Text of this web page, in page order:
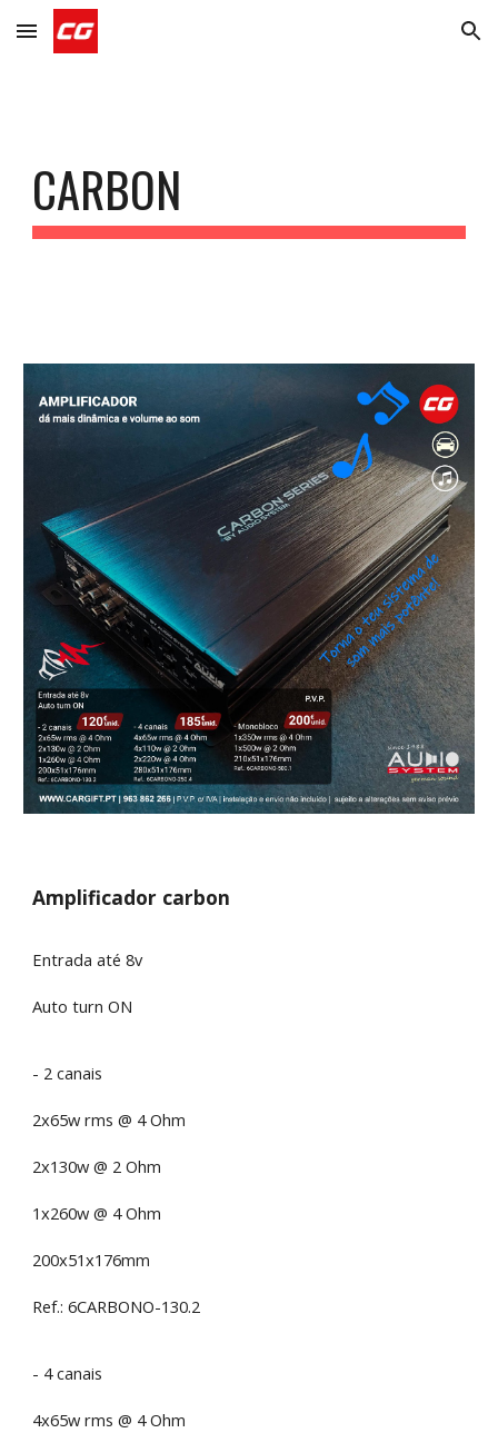
Skip to main content Skip to navigation
CARBON
Amplificador carbon
Entrada até 8v
Auto turn ON
- 2 canais
2x65w rms @ 4 Ohm
2x130w @ 2 Ohm
1x260w @ 4 Ohm
200x51x176mm
Ref.: 6CARBONO-130.2
- 4 canais
4x65w rms @ 4 Ohm